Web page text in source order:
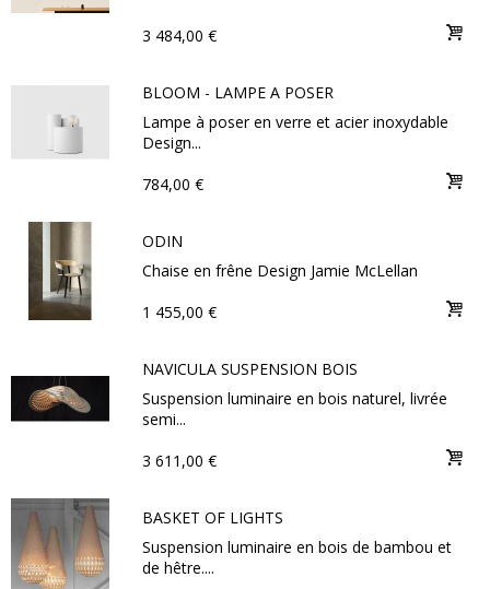
3 484,00 €
BLOOM - LAMPE A POSER
Lampe à poser en verre et acier inoxydable
Design...
784,00 €
ODIN
Chaise en frêne Design Jamie McLellan
1 455,00 €
NAVICULA SUSPENSION BOIS
Suspension luminaire en bois naturel, livrée
semi...
3 611,00 €
BASKET OF LIGHTS
Suspension luminaire en bois de bambou et
de hêtre....